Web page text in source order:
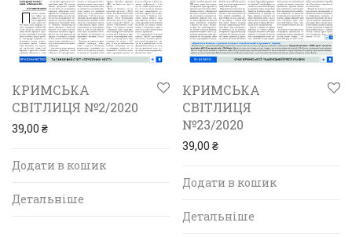
КРИМСЬКА
СВІТЛИЦЯ №2/2020
39,00 ₴
Додати в кошик
Детальніше
КРИМСЬКА
СВІТЛИЦЯ
№23/2020
39,00 ₴
Додати в кошик
Детальніше